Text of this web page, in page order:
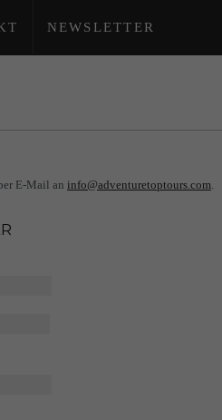
NEWSLETTER
E-Mail an info@adventuretoptours.com.